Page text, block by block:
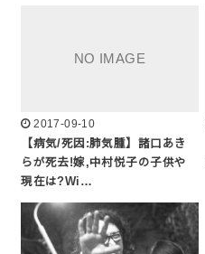
2017-09-10
【病気/死因:肺気腫】諸口あき
らが死去!嫁,中村悦子の子供や
現在は?Wi…